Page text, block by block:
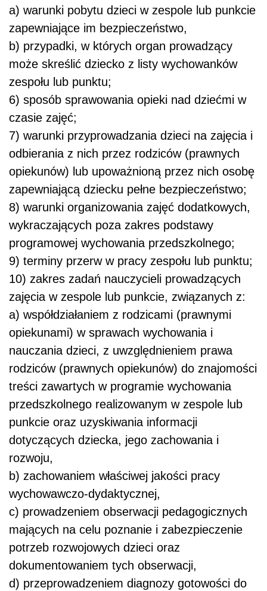
a) warunki pobytu dzieci w zespole lub punkcie
zapewniające im bezpieczeństwo,
b) przypadki, w których organ prowadzący
może skreślić dziecko z listy wychowanków
zespołu lub punktu;
6) sposób sprawowania opieki nad dziećmi w
czasie zajęć;
7) warunki przyprowadzania dzieci na zajęcia i
odbierania z nich przez rodziców (prawnych
opiekunów) lub upoważnioną przez nich osobę
zapewniającą dziecku pełne bezpieczeństwo;
8) warunki organizowania zajęć dodatkowych,
wykraczających poza zakres podstawy
programowej wychowania przedszkolnego;
9) terminy przerw w pracy zespołu lub punktu;
10) zakres zadań nauczycieli prowadzących
zajęcia w zespole lub punkcie, związanych z:
a) współdziałaniem z rodzicami (prawnymi
opiekunami) w sprawach wychowania i
nauczania dzieci, z uwzględnieniem prawa
rodziców (prawnych opiekunów) do znajomości
treści zawartych w programie wychowania
przedszkolnego realizowanym w zespole lub
punkcie oraz uzyskiwania informacji
dotyczących dziecka, jego zachowania i
rozwoju,
b) zachowaniem właściwej jakości pracy
wychowawczo-dydaktycznej,
c) prowadzeniem obserwacji pedagogicznych
mających na celu poznanie i zabezpieczenie
potrzeb rozwojowych dzieci oraz
dokumentowaniem tych obserwacji,
d) przeprowadzeniem diagnozy gotowości do